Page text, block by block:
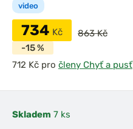
video
734 Kč
863 Kč
-15 %
pro členy Chyť a pusť
Skladem 7 ks